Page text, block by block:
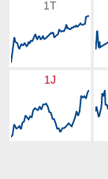
1T
1J